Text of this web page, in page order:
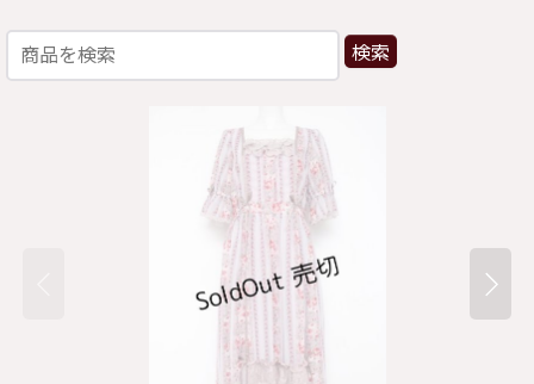
検索